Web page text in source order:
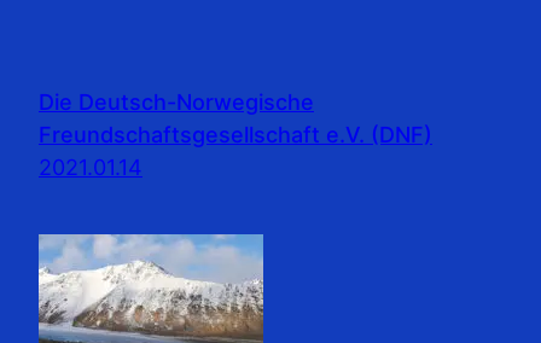
Die Deutsch-Norwegische
Freundschaftsgesellschaft e.V. (DNF)
2021.01.14